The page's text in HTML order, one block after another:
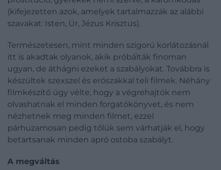
(kifejezetten azok, amelyek tartalmazzák az alábbi
szavakat: Isten, Úr, Jézus Krisztus).
Természetesen, mint minden szigorú korlátozásnál
itt is akadtak olyanok, akik próbálták finoman
ugyan, de áthágni ezeket a szabályokat. Továbbra is
készültek szexszel és erőszakkal teli filmek. Néhány
filmkészítő úgy vélte, hogy a végrehajtók nem
olvashatnak el minden forgatókönyvet, és nem
nézhetnek meg minden filmet, ezzel
párhuzamosan pedig tőlük sem várhatják el, hogy
betartsanak minden apró ostoba szabályt.
A megváltás